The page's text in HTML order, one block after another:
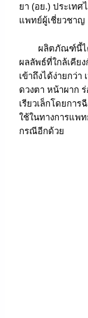
ยา (อย.) ประเท
แพทย์ผู้เชี่ยวชาญ
ผลิตภัณฑ์นี้ได้รั
ผลลัพธ์ที่ใกล้เคีย
เข้าถึงได้ง่ายกว่
ดวงตา หน้าผาก
เรียวเล็กโดยกา
ใช้ในทางการแพท
กรณีอีกด้วย